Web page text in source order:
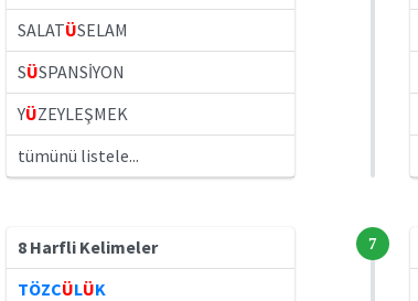
SALATÜSELAM
SÜSPANSİYON
YÜZEYLEŞMEK
tümünü listele...
8 Harfli Kelimeler
TÖZCÜLÜK
7